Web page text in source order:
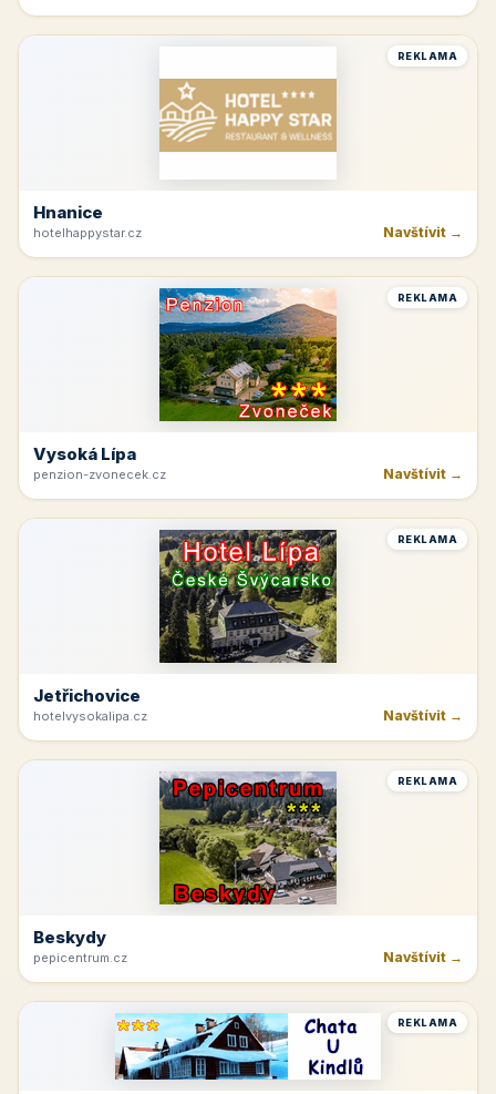
REKLAMA
Hnanice
hotelhappystar.cz Navštívit →
REKLAMA
Vysoká Lípa
penzion-zvonecek.cz Navštívit →
REKLAMA
Jetřichovice
hotelvysokalipa.cz Navštívit →
REKLAMA
Beskydy
pepicentrum.cz Navštívit →
REKLAMA